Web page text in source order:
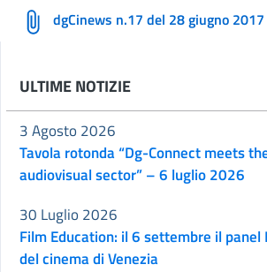
dgCinews n.17 del 28 giugno
ULTIME NOTIZIE
Tavola rotonda “Dg-Connect meets
audiovisual sector” – 6 luglio 2026
3 Agosto 2026
Film Education: il 6 settembre il panel
del cinema di Venezia
30 Luglio 2026